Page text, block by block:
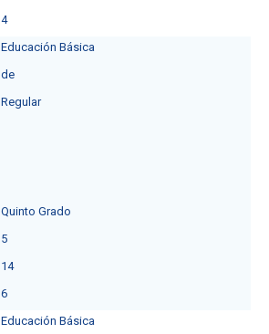
4
Educación Básica
deㅤ
Regular
Quinto Grado
5
14
6
Educación Básica